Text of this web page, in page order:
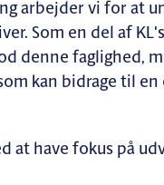
arbejder vi for at
Som en del af
denne faglighed,
kan bidrage til
at have fokus på